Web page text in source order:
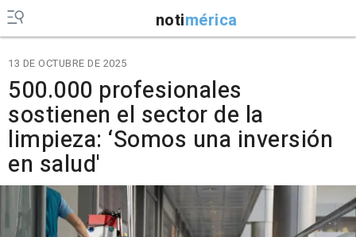
notimérica
13 DE OCTUBRE DE 2025
500.000 profesionales
sostienen el sector de la
limpieza: ‘Somos una inversión
en salud'